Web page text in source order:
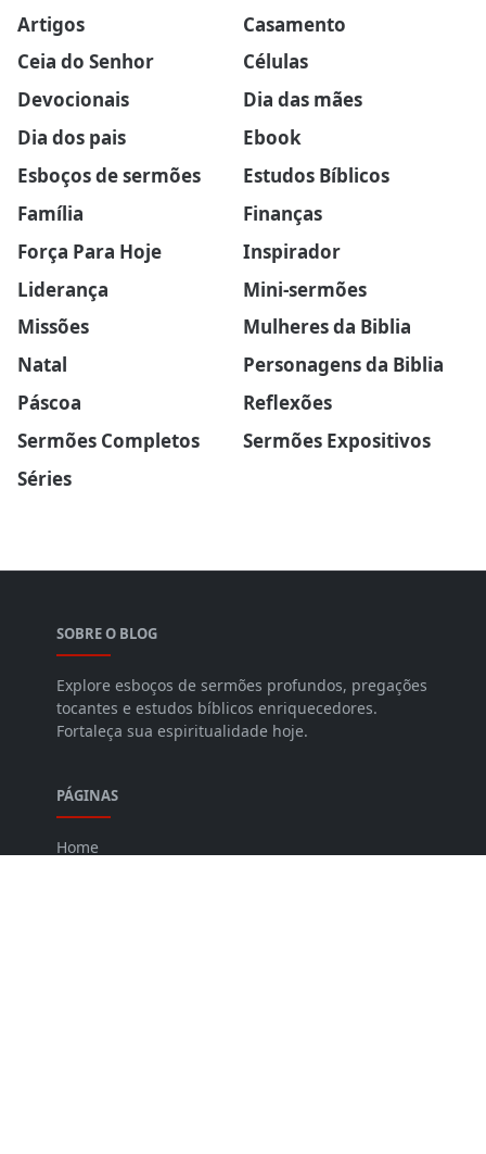
Artigos
Casamento
Ceia do Senhor
Células
Devocionais
Dia das mães
Dia dos pais
Ebook
Esboços de sermões
Estudos Bíblicos
Família
Finanças
Força Para Hoje
Inspirador
Liderança
Mini-sermões
Missões
Mulheres da Biblia
Natal
Personagens da Biblia
Páscoa
Reflexões
Sermões Completos
Sermões Expositivos
Séries
SOBRE O BLOG
Explore esboços de sermões profundos, pregações
tocantes e estudos bíblicos enriquecedores.
Fortaleça sua espiritualidade hoje.
PÁGINAS
Home